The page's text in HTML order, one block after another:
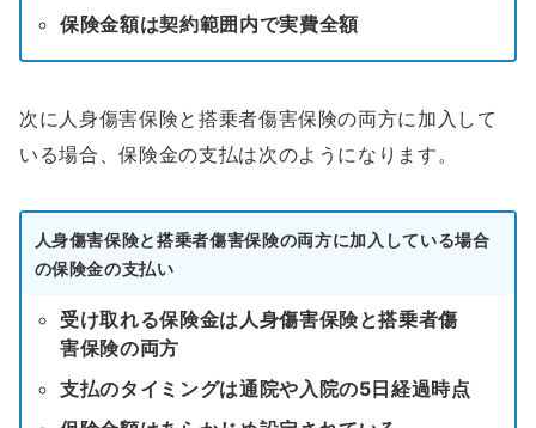
保険金額は契約範囲内で実費全額
次に人身傷害保険と搭乗者傷害保険の両方に加入して
いる場合、保険金の支払は次のようになります。
人身傷害保険と搭乗者傷害保険の両方に加入している場合
の保険金の支払い
受け取れる保険金は人身傷害保険と搭乗者傷
害保険の両方
支払のタイミングは通院や入院の5日経過時点